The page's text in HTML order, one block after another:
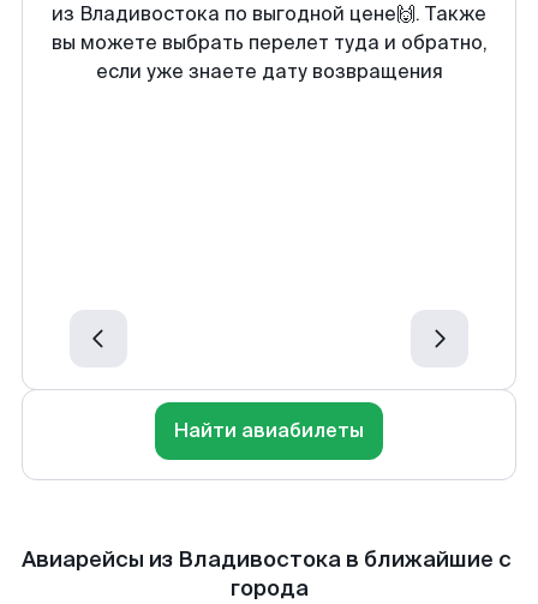
из Владивостока по выгодной цене🙌. Также
вы можете выбрать перелет туда и обратно,
если уже знаете дату возвращения
Найти авиабилеты
Авиарейсы из Владивостока в ближайшие с
города